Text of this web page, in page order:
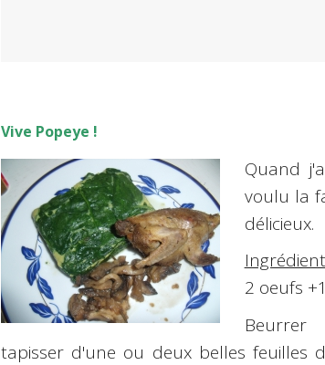
Vive Popeye !
Quand
voulu la
délicieux.
2 oeufs
tapisser d'une ou deux belles feuilles